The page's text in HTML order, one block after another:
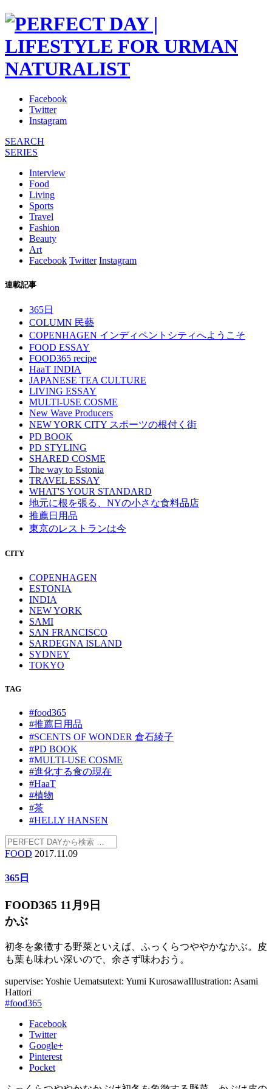
Facebook
Twitter
Instagram
SEARCH
SERIES
Interview
Food
Living
Sports
Travel
Fashion
Beauty
Art
Facebook Twitter Instagram
連載記事
365日
COLUMN 民藝
COPENHAGEN インディペントシティへようこそ
FOOD ESSAY
FOOD365 recipe
HaaT INDIA
JAPANESE TEA CULTURE
LIVING ESSAY
MULTI-USE COSME
New Wave Producers
NEW YORK CITY スポーツの根付く街
PD BOOK
PD STYLING
SHARED COSME
The way to Estonia
TRAVEL ESSAY
WHAT'S YOUR STANDARD
地元に根を張る、NYの小さな食料品店
推薦日用品
東京のレストランは今
CITY
COPENHAGEN
ESTONIA
INDIA
NEW YORK
SAMI
SAN FRANCISCO
SARDEGNA ISLAND
SYDNEY
TOKYO
TAG
#food365
#推薦日用品
#SCENTS OF WONDER 倉石綾子
#PD BOOK
#MULTI-USE COSME
#進化する食の現在
#HaaT
#植物
#茶
#HELLY HANSEN
FOOD 2017.11.09
365日
FOOD365 11月9日
かぶ
初冬を象徴する野菜といえば、ふっくらつややかなかぶ。皮
も葉も味わい深いので、余さず味わおう。
supervise: Yoshie Uematsutext: Yumi KurosawaIllustration: Asami
Hattori
#food365
Facebook
Twitter
Google+
Pinterest
Pocket